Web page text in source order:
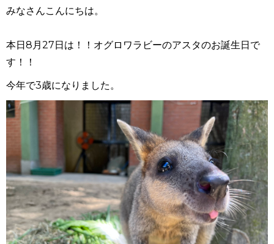
みなさんこんにちは。
本日8月27日は！！オグロワラビーのアスタのお誕生日で
す！！
今年で3歳になりました。